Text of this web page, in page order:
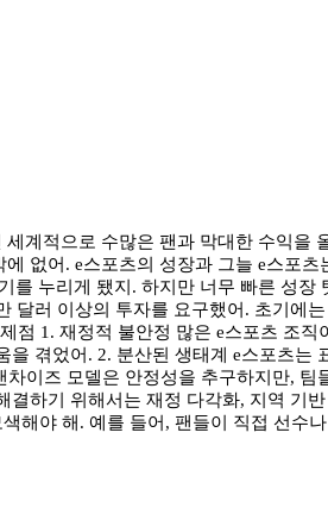
계적으로 수많은 팬과 막대한 수익을
없어. e스포츠의 성장과 그늘 e스포
누리게 됐지. 하지만 너무 빠른 성
러 이상의 투자를 요구했어. 초기에
1. 재정적 불안정 많은 e스포츠 조
겪었어. 2. 분산된 생태계 e스포츠
이즈 모델은 안정성을 추구하지만,
하기 위해서는 재정 다각화, 지역 기
해야 해. 예를 들어, 팬들이 직접 선수